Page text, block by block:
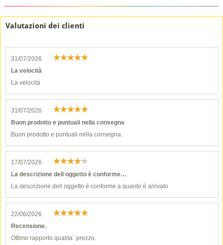
Valutazioni dei clienti
31/07/2026
La velocità
La velocità
31/07/2026
Buon prodotto e puntuali nella consegna
Buon prodotto e puntuali nella consegna.
17/07/2026
La descrizione dell oggetto è conforme…
La descrizione dell oggetto è conforme a quanto è arrivato
22/06/2026
Recensione.
Ottimo rapporto qualita` prezzo.